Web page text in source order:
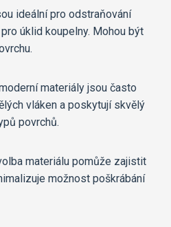
ideální pro odstraňování
úklid koupelny. Mohou být
materiály jsou často
vláken a poskytují skvělý
povrchů.
materiálu pomůže zajistit
možnost poškrábání